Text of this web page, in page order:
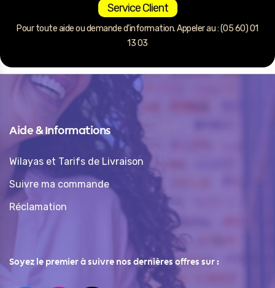
Service Client
Pour toute aide ou demande d’information. Appeler au : (05 60) 01
13 03
Aide & Informations
Wilayas et Tarifs de Livraison
Suivre ma commande
Réclamation
Soyez le premier à suivre nos dernières offres sur :